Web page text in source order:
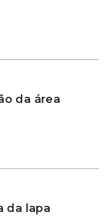
da área
da lapa